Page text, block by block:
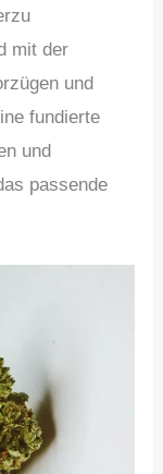
mit der
und
fundierte
und
passende